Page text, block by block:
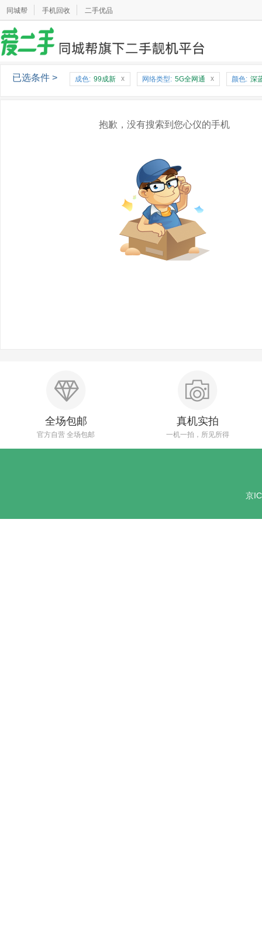
同城帮 手机回收 二手优品
已选条件 > 成色: 99成新 x 网络类型: 5G全网通 x 颜色: 深
抱歉，没有搜索到您心仪的手机
全场包邮
官方自营 全场包邮
真机实拍
一机一拍，所见所得
京